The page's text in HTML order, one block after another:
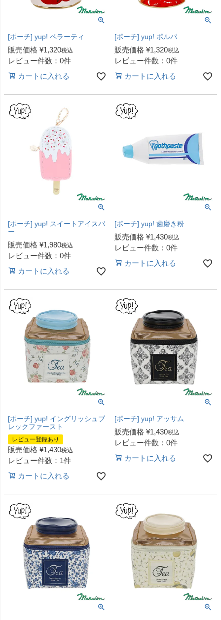
[ポーチ] yup! ペラーティ
販売価格 ¥1,320税込
レビュー件数：0件
カートに入れる
[ポーチ] yup! ポルパ
販売価格 ¥1,320税込
レビュー件数：0件
カートに入れる
[ポーチ] yup! スイートアイスバ
ー
販売価格 ¥1,980税込
レビュー件数：0件
カートに入れる
[ポーチ] yup! 歯磨き粉
販売価格 ¥1,430税込
レビュー件数：0件
カートに入れる
[ポーチ] yup! イングリッシュブ
レックファースト
レビュー登録あり
販売価格 ¥1,430税込
レビュー件数：1件
カートに入れる
[ポーチ] yup! アッサム
販売価格 ¥1,430税込
レビュー件数：0件
カートに入れる